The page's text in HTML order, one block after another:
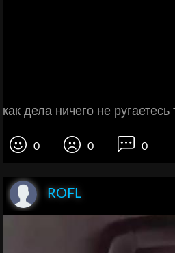
как дела ничего не ругаетесь
0 0 0
ROFL